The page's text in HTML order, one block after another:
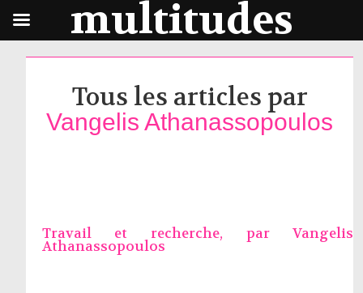
Tous les articles par
Vangelis Athanassopoulos
Travail et recherche, parVangelis
Athanassopoulos
multitudes